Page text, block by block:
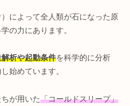
によって全人類が石になった原
の力にあります。
析や起動条件を科学的に分析
始めています。
が用いた「コールドスリープ」